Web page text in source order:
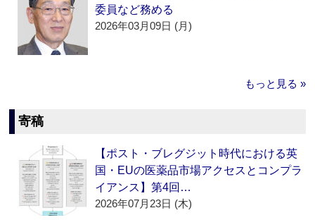
委員など務める
2026年03月09日 (月)
もっと見る »
寄稿
【ポスト・ブレグジット時代における英
国・EUの医薬品市場アクセスとコンプラ
イアンス】第4回…
2026年07月23日 (木)